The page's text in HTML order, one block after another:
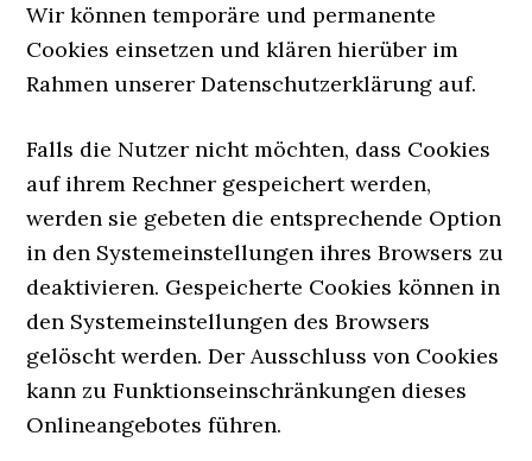
Wir können temporäre und permanente
Cookies einsetzen und klären hierüber im
Rahmen unserer Datenschutzerklärung auf.
Falls die Nutzer nicht möchten, dass Cookies
auf ihrem Rechner gespeichert werden,
werden sie gebeten die entsprechende Option
in den Systemeinstellungen ihres Browsers zu
deaktivieren. Gespeicherte Cookies können in
den Systemeinstellungen des Browsers
gelöscht werden. Der Ausschluss von Cookies
kann zu Funktionseinschränkungen dieses
Onlineangebotes führen.